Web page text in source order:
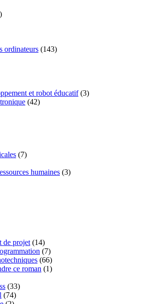
ordinateurs (143)
et robot éducatif(3)
(42)
(7)
humaines (3)
de projet (14)
(7)
(66)
ce roman (1)
(33)
(74)